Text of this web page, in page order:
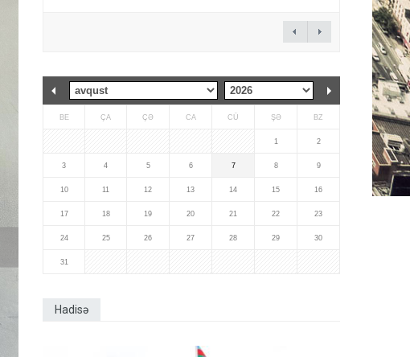
BE ÇA ÇƏ CA CÜ ŞƏ BZ
1 2
3 4 5 6 7 8 9
10 11 12 13 14 15 16
17 18 19 20 21 22 23
24 25 26 27 28 29 30
31
Hadisə